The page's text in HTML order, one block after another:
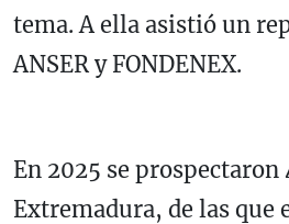
tema. A ella asistió un
ANSER y FONDENEX.
En 2025 se prospectaron
Extremadura, de las que